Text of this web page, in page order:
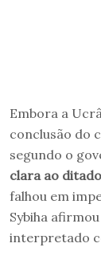
Embora a
conclusão do
segundo o
clara ao
falhou em
Sybiha
interpretado